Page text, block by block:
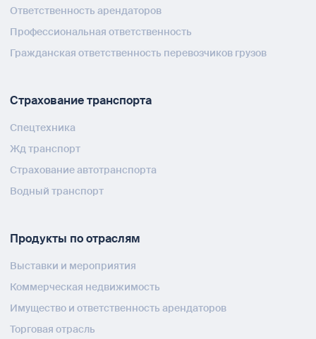
Ответственность арендаторов
Профессиональная ответственность
Гражданская ответственность перевозчиков грузов
Страхование транспорта
Спецтехника
Жд транспорт
Страхование автотранспорта
Водный транспорт
Продукты по отраслям
Выставки и мероприятия
Коммерческая недвижимость
Имущество и ответственность арендаторов
Торговая отрасль